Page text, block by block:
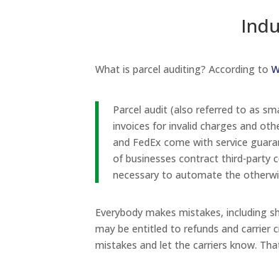
What is parcel auditing? According to
Parcel audit (also referred to as
invoices for invalid charges and
and FedEx come with service
of businesses contract third-party
necessary to automate the
Everybody makes mistakes, including
may be entitled to refunds and carrier
mistakes and let the carriers know.